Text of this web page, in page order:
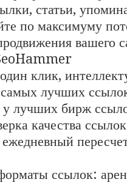
статьи,
по максимуму
вашего
клик,
лучших
у лучших бирж
качества
ссылок: